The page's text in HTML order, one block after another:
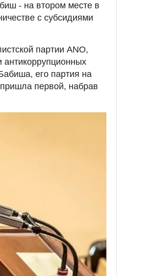
- на втором месте в
с субсидиями
партии ANO,
его партия на
первой, набрав